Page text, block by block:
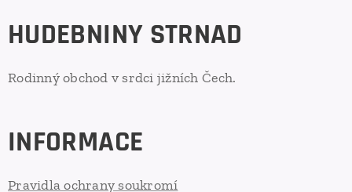
HUDEBNINY STRNAD
Rodinný obchod v srdci jižních Čech.
INFORMACE
Pravidla ochrany soukromí